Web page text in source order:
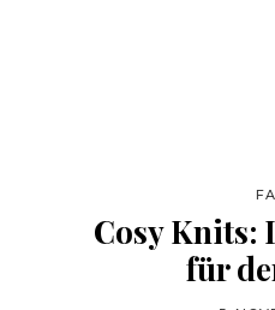
Cosy Knits:
für